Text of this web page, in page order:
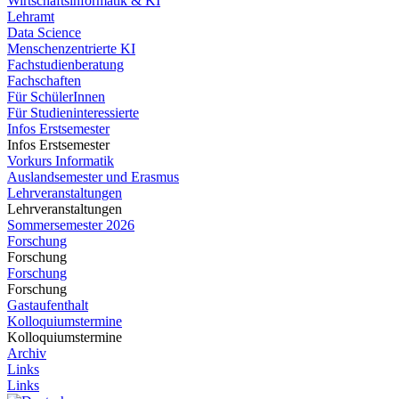
Lehramt
Data Science
Menschenzentrierte KI
Fachstudienberatung
Fachschaften
Für SchülerInnen
Für Studieninteressierte
Infos Erstsemester
Infos Erstsemester
Vorkurs Informatik
Auslandsemester und Erasmus
Lehrveranstaltungen
Lehrveranstaltungen
Sommersemester 2026
Forschung
Forschung
Forschung
Forschung
Gastaufenthalt
Kolloquiumstermine
Kolloquiumstermine
Archiv
Links
Links